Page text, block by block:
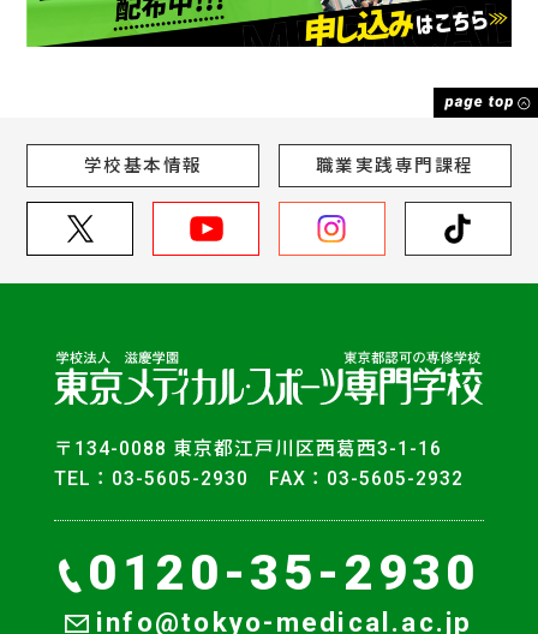
学校基本情報 職業実践専門課程
〒134-0088 東京都江戸川区西葛西3-1-16
TEL：03-5605-2930 FAX：03-5605-2932
0120-35-2930
info@tokyo-medical.ac.jp